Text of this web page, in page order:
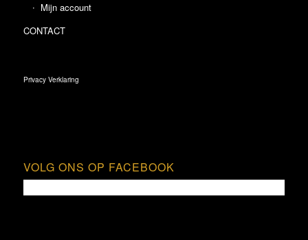
Mijn account
CONTACT
Privacy Verklaring
VOLG ONS OP FACEBOOK